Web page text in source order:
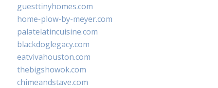
guesttinyhomes.com
home-plow-by-meyer.com
palatelatincuisine.com
blackdoglegacy.com
eatvivahouston.com
thebigshowok.com
chimeandstave.com